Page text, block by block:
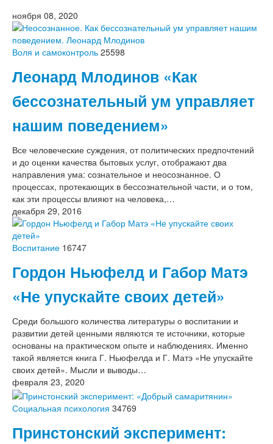
ноября 08, 2020
Воля и самоконтроль 25598
Леонард Млодинов «Как
бессознательный ум управляет
нашим поведением»
Все человеческие суждения, от политических предпочтений
и до оценки качества бытовых услуг, отображают два
направления ума: сознательное и неосознанное. О
процессах, протекающих в бессознательной части, и о том,
как эти процессы влияют на человека,…
декабря 29, 2016
Воспитание 16747
Гордон Ньюфелд и Габор Матэ
«Не упускайте своих детей»
Среди большого количества литературы о воспитании и
развитии детей ценными являются те источники, которые
основаны на практическом опыте и наблюдениях. Именно
такой является книга Г. Ньюфелда и Г. Матэ «Не упускайте
своих детей». Мысли и выводы…
февраля 23, 2020
Социальная психология 34769
Принстонский эксперимент: